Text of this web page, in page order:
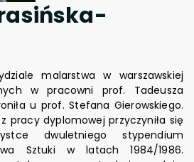
malarstwa w warszawskiej
w pracowni prof. Tadeusza
u prof. Stefana Gierowskiego.
pracy dyplomowej przyczyniła się
dwuletniego stypendium
Sztuki w latach 1984/1986.